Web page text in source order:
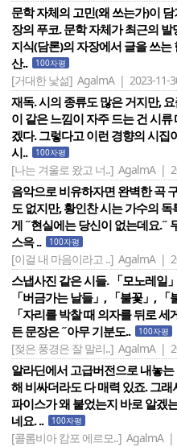
문학 자체의 고민(왜 쓰는가)이
장의 푸코. 문학 자체가 최근의
지식(담론)의 자장에서 글을 쓰
산..
100자평
[거대한 낯섦] AgalmA | 2023-11-
재독. 시의 종류도 많은 거지만,
이 같은 느낌이 자주 드는 건 시
겠다. 그렇다고 이런 경향의 시집
시..
100자평
[나는 겨울로 왔고 너..] AgalmA |
음악으로 비유하자면 완벽한 곡
도 없지만, 황인찬 시는 가수의
게 ˝현실에는 당신이 없는데요.˝
스윽 ..
100자평
[이걸 내 마음이라고 ..] AgalmA |
스냅사진 같은 시들. 「모노레일
「버금가는 날들」, 「불꽃」,
「자리를 박찰 때 의자를 뒤로
든 문장은 ˝아무 기분도..
100자평
[젖은 풍경은 잘 말리..] AgalmA |
알라딘에서 고급버전으로 내놓
해 비싸더라도 다 매력 있죠. 그
파이스가 왜 붙었는지 바로 알겠
네요. ..
100자평
[콜롬비아 캄포 에르모..] AgalmA |